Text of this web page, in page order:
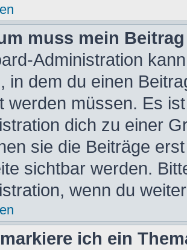
muss mein
Administration
in dem du einen
werden müssen. Es
dich zu einer
sie die Beiträge
sichtbar werden.
wenn du
ich ein